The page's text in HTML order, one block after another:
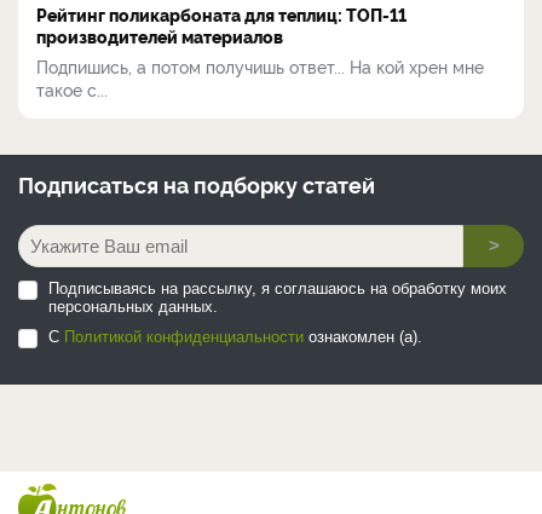
Рейтинг поликарбоната для теплиц: ТОП-11
производителей материалов
Подпишись, а потом получишь ответ... На кой хрен мне
такое с...
Подписаться на подборку статей
>
Подписываясь на рассылку, я соглашаюсь на обработку моих
персональных данных.
С Политикой конфиденциальности ознакомлен (а).